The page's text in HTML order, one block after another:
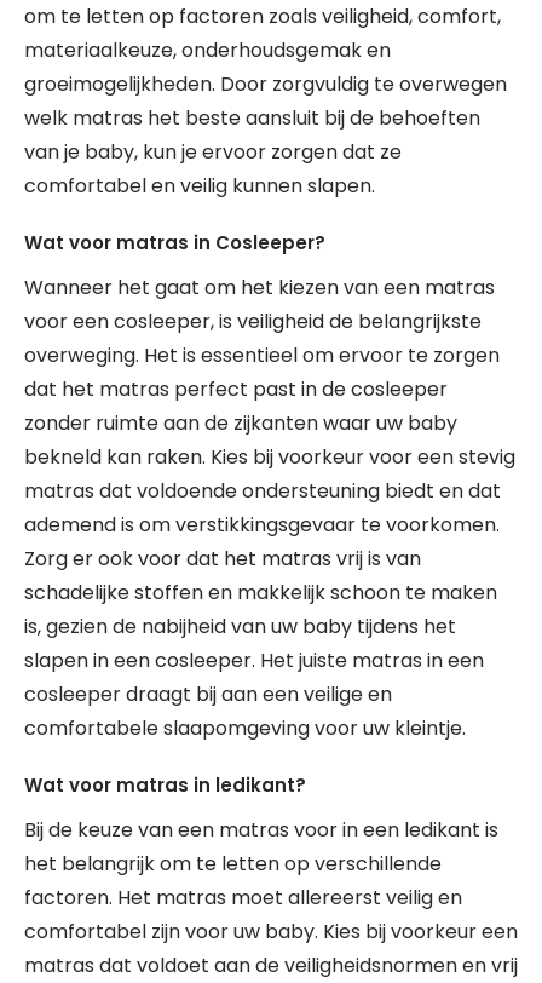
om te letten op factoren zoals veiligheid, comfort,
materiaalkeuze, onderhoudsgemak en
groeimogelijkheden. Door zorgvuldig te overwegen
welk matras het beste aansluit bij de behoeften
van je baby, kun je ervoor zorgen dat ze
comfortabel en veilig kunnen slapen.
Wat voor matras in Cosleeper?
Wanneer het gaat om het kiezen van een matras
voor een cosleeper, is veiligheid de belangrijkste
overweging. Het is essentieel om ervoor te zorgen
dat het matras perfect past in de cosleeper
zonder ruimte aan de zijkanten waar uw baby
bekneld kan raken. Kies bij voorkeur voor een stevig
matras dat voldoende ondersteuning biedt en dat
ademend is om verstikkingsgevaar te voorkomen.
Zorg er ook voor dat het matras vrij is van
schadelijke stoffen en makkelijk schoon te maken
is, gezien de nabijheid van uw baby tijdens het
slapen in een cosleeper. Het juiste matras in een
cosleeper draagt bij aan een veilige en
comfortabele slaapomgeving voor uw kleintje.
Wat voor matras in ledikant?
Bij de keuze van een matras voor in een ledikant is
het belangrijk om te letten op verschillende
factoren. Het matras moet allereerst veilig en
comfortabel zijn voor uw baby. Kies bij voorkeur een
matras dat voldoet aan de veiligheidsnormen en vrij